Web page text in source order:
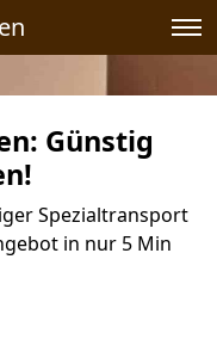
Günstig
Spezialtransport
in nur 5 Min